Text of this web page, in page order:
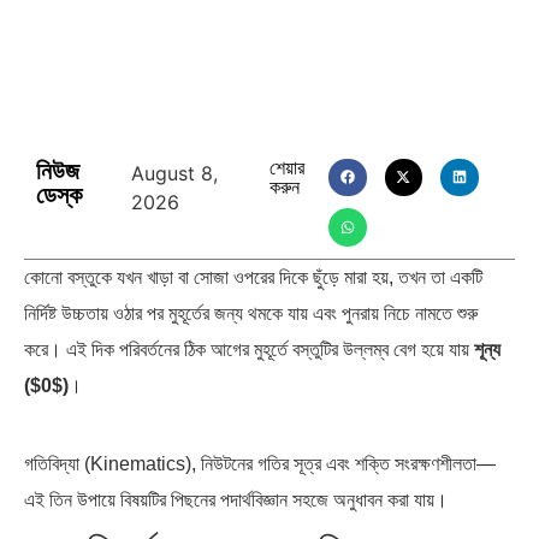
কোনো বস্তুকে যখন খাড়া বা সোজা ওপরের দিকে ছুঁড়ে মারা হয়, তখন তা একটি
নির্দিষ্ট উচ্চতায় ওঠার পর মুহূর্তের জন্য থমকে যায় এবং পুনরায় নিচে নামতে শুরু
করে। এই দিক পরিবর্তনের ঠিক আগের মুহূর্তে বস্তুটির উল্লম্ব বেগ হয়ে যায়শূন্য
($0$)।
গতিবিদ্যা (Kinematics), নিউটনের গতির সূত্র এবং শক্তি সংরক্ষণশীলতা—
১. অভিকর্ষজ ত্বরণ ও গতিপথের
পরিবর্তন